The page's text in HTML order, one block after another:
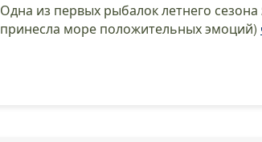
Одна из первых рыбалок летнего
принесла море положительных эмоций)